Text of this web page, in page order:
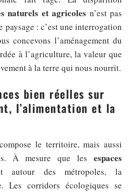
naturels et agricoles n’est pas
paysage : c’est une interrogation
concevons l’aménagement du
à l’agriculture, la valeur que
à la terre qui nous nourrit.
bien réelles sur
l’alimentation et la
le territoire, mais aussi
À mesure que les espaces
autour des métropoles, la
Les corridors écologiques se